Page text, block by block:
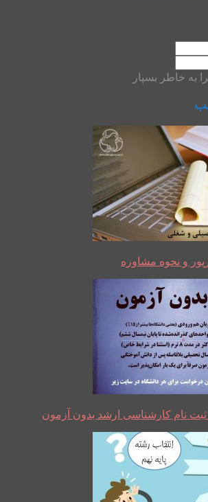
به خاطر بسپار
و نحوه مشاوره
نام کارشناسی ارشد بدون آزمون